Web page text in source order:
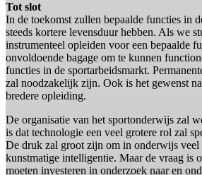
Tot slot
In de toekomst zullen bepaalde functies in
steeds kortere levensduur hebben. Als we
instrumenteel opleiden voor een bepaalde
onvoldoende bagage om te kunnen
functies in de sportarbeidsmarkt.
zal noodzakelijk zijn. Ook is het gewenst
bredere opleiding.
De organisatie van het sportonderwijs zal
is dat technologie een veel grotere rol zal
De druk zal groot zijn om in onderwijs veel
kunstmatige intelligentie. Maar de vraag is
moeten investeren in onderzoek naar en